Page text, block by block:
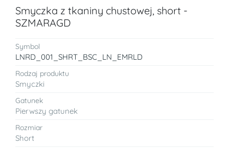
Smyczka z tkaniny chustowej, short -
SZMARAGD
Symbol
LNRD_001_SHRT_BSC_LN_EMRLD
Rodzaj produktu
Smyczki
Gatunek
Pierwszy gatunek
Rozmiar
Short